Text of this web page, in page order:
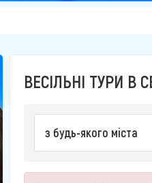
ВЕСІЛЬНІ ТУРИ В
з будь-якого міста